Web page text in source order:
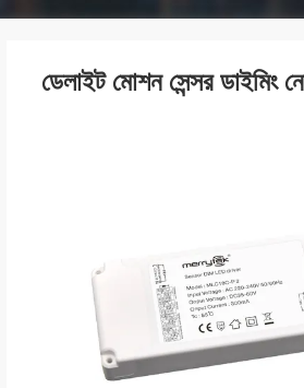
ডেলাইট মোশন সেন্সর